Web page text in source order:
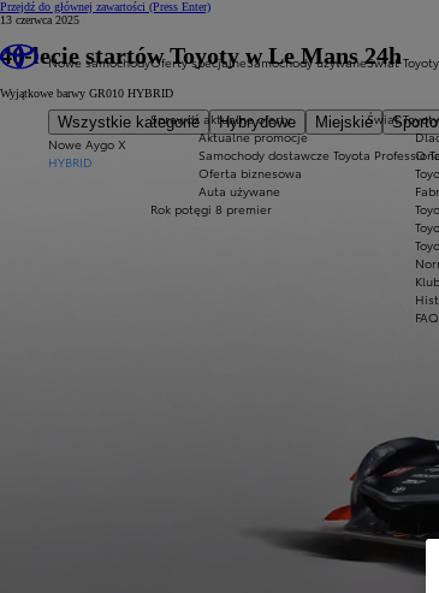
Przejdź do głównej zawartości (Press Enter)
Nowe samochody
Wszystkie kategorie Hybrydowe Miejskie
Nowe Aygo X
HYBRID
Oferty specjalne
Sprawdź aktualne oferty
Aktualne promocje
Samochody dostawcze Toyota
Oferta biznesowa
Auta używane
Rok potęgi 8 premier
Samochody używaneŚwiat Toyoty
Świat Toyoty
O
FAQ
13 czerwca 2025
40-lecie startów Toyoty w Le Mans 24h
Wyjątkowe barwy GR010 HYBRID